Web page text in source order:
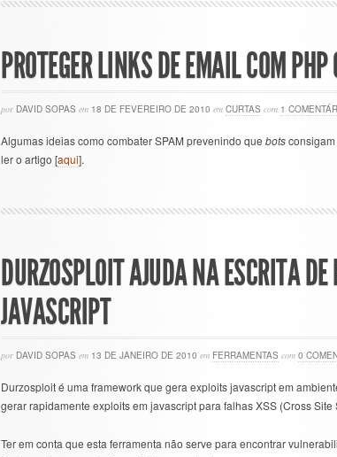
PROTEGER LINKS DE EMAIL COM
por DAVID SOPAS em 18 DE FEVEREIRO DE 2010 em CURTAS com 1
Algumas ideias como combater SPAM prevenindo que bots
ler o artigo [aqui].
DURZOSPLOIT AJUDA NA ESCRITA
JAVASCRIPT
por DAVID SOPAS em 13 DE JANEIRO DE 2010 em FERRAMENTAS com 0
Durzosploit é uma framework que gera exploits javascript em
gerar rapidamente exploits em javascript para falhas XSS (Cross
Ter em conta que esta ferramenta não serve para encontrar